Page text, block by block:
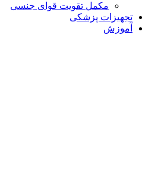
مکمل تقویت قوای جنسی
تجهیزات پزشکی
آموزش